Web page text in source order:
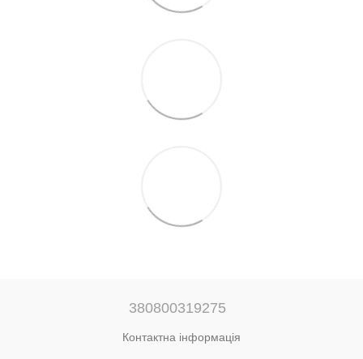
380800319275
Контактна інформація